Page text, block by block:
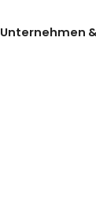
Unternehmen